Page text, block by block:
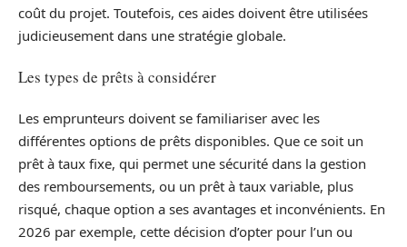
coût du projet. Toutefois, ces aides doivent être utilisées
judicieusement dans une stratégie globale.
Les types de prêts à considérer
Les emprunteurs doivent se familiariser avec les
différentes options de prêts disponibles. Que ce soit un
prêt à taux fixe, qui permet une sécurité dans la gestion
des remboursements, ou un prêt à taux variable, plus
risqué, chaque option a ses avantages et inconvénients. En
2026 par exemple, cette décision d’opter pour l’un ou